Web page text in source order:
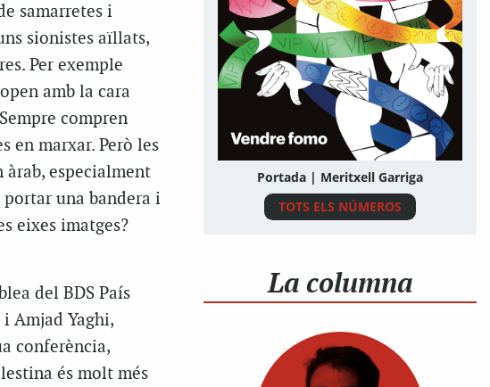
samarretes i
sionistes aïllats,
Per exemple
amb la cara
compren
en marxar. Però les
àrab, especialment
portar una bandera i
eixes imatges?
del BDS País
Amjad Yaghi,
conferència,
és molt més
Portada | Meritxell Garriga
TOTS ELS NÚMEROS
La columna